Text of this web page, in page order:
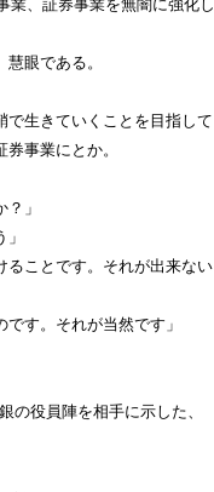
業、証券事業を無闇に強化し
眼である。
で生きていくことを目指して
事業にとか。
」
ることです。それが出来ない
す。それが当然です」
の役員陣を相手に示した、